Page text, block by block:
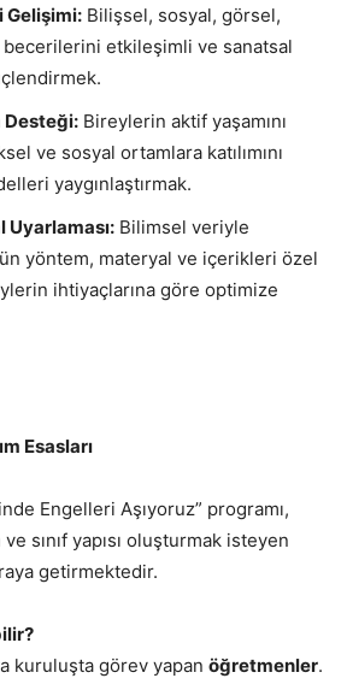
Gelişimi: Bilişsel, sosyal, görsel,
etkileşimli ve sanatsal
Desteği: Bireylerin aktif yaşamını
ve sosyal ortamlara katılımını
yaygınlaştırmak.
Bilimsel veriyle
yöntem, materyal ve içerikleri özel
ihtiyaçlarına göre optimize
Esasları
Engelleri Aşıyoruz” programı,
sınıf yapısı oluşturmak isteyen
getirmektedir.
kuruluşta görev yapan öğretmenler.